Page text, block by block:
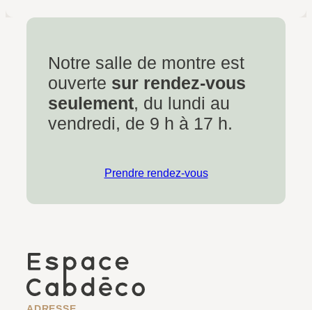
Notre salle de montre est
ouverte sur rendez-vous
seulement, du lundi au
vendredi, de 9 h à 17 h.
Prendre rendez-vous